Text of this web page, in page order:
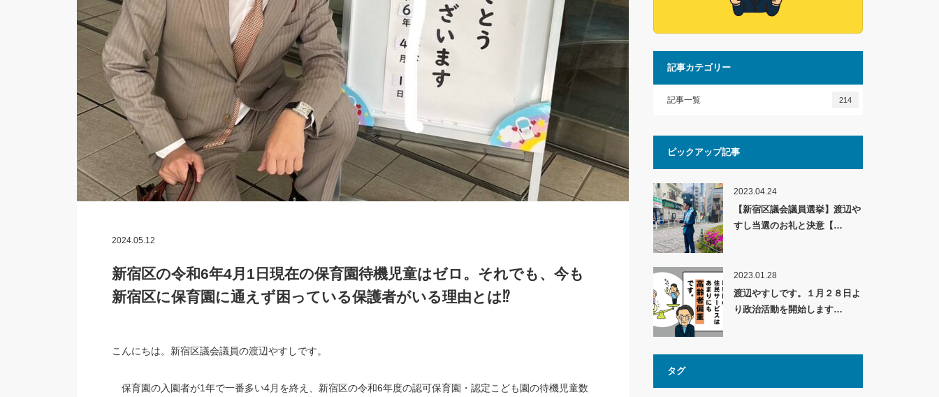
2024.05.12
新宿区の令和6年4月1日現在の保育園待機児童はゼロ。それでも、今も
新宿区に保育園に通えず困っている保護者がいる理由とは⁉
こんにちは。新宿区議会議員の渡辺やすしです。
保育園の入園者が1年で一番多い4月を終え、新宿区の令和6年度の認可保育園・認定こども園の待機児童数
記事カテゴリー
記事一覧 214
ピックアップ記事
2023.04.24
【新宿区議会議員選挙】渡辺や
すし当選のお礼と決意【…
2023.01.28
渡辺やすしです。１月２８日よ
り政治活動を開始します…
タグ